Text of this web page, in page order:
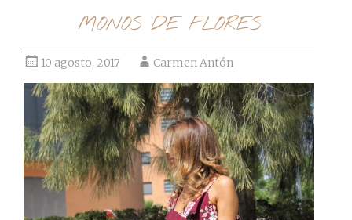
MONOS DE FLORES
10 agosto, 2017 Carmen Antón